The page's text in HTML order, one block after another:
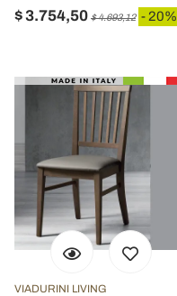
$ 3.754,50 $ 4.693,12 - 20%
VIADURINI LIVING